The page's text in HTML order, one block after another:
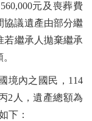
元及喪葬費
協議遺產由部分繼
若繼承人拋棄繼承
境內之國民，114
2人，遺產總額為
下：